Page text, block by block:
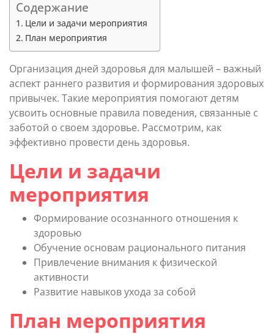
Содержание
Цели и задачи мероприятия
План мероприятия
Организация дней здоровья для малышей – важный
аспект раннего развития и формирования здоровых
привычек. Такие мероприятия помогают детям
усвоить основные правила поведения, связанные с
заботой о своем здоровье. Рассмотрим, как
эффективно провести день здоровья.
Цели и задачи
мероприятия
Формирование осознанного отношения к
здоровью
Обучение основам рационального питания
Привлечение внимания к физической
активности
Развитие навыков ухода за собой
План мероприятия